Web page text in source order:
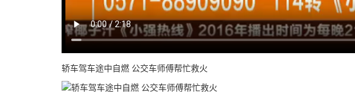
轿车驾车途中自燃 公交车师傅帮忙救火